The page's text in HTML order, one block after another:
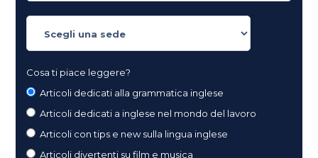
Cosa ti piace leggere?
Articoli dedicati alla grammatica inglese
Articoli dedicati a inglese nel mondo del lavoro
Articoli con tips e new sulla lingua inglese
Articoli divertenti su film e musica